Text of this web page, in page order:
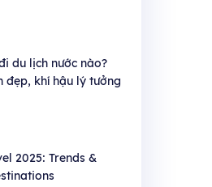
du lịch nước nào?
đẹp, khí hậu lý tưởng
2025: Trends &